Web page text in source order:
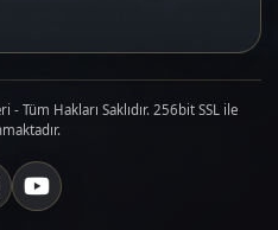
Tüm Hakları Saklıdır. 256bit SSL ile